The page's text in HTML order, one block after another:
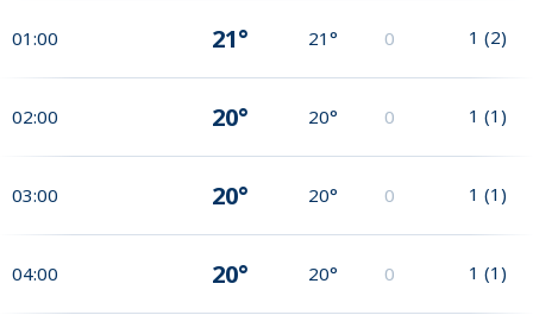
01:00 21° 21° 0 1 (2)
02:00 20° 20° 0 1 (1)
03:00 20° 20° 0 1 (1)
04:00 20° 20° 0 1 (1)